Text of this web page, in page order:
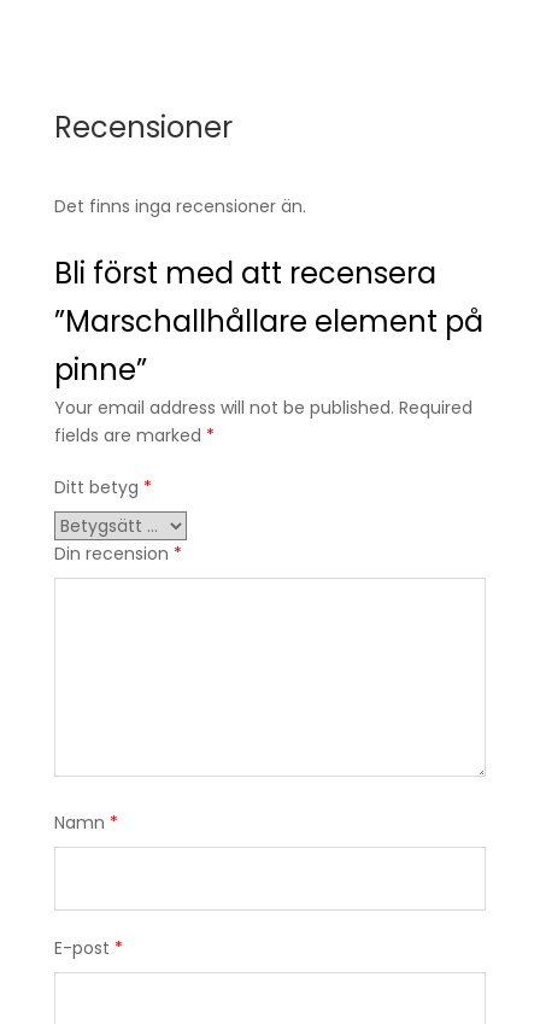
Recensioner
Det finns inga recensioner än.
Bli först med att recensera
”Marschallhållare element på
pinne”
Your email address will not be published. Required
fields are marked *
Ditt betyg *
Din recension *
Namn *
E-post *